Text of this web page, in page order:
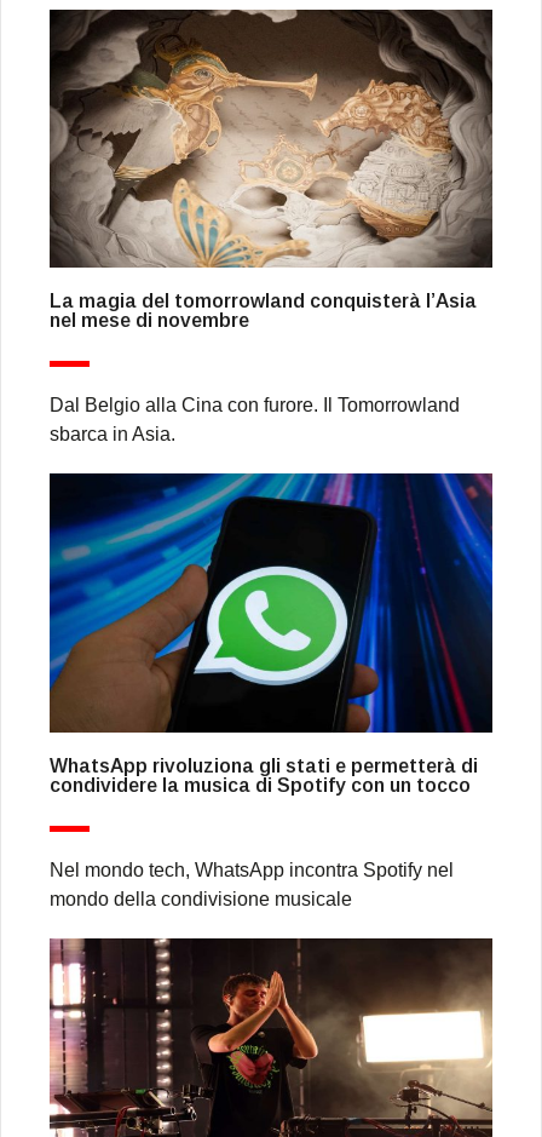
La magia del tomorrowland conquisterà l’Asia
nel mese di novembre
Dal Belgio alla Cina con furore. Il Tomorrowland
sbarca in Asia.
WhatsApp rivoluziona gli stati e permetterà di
condividere la musica di Spotify con un tocco
Nel mondo tech, WhatsApp incontra Spotify nel
mondo della condivisione musicale